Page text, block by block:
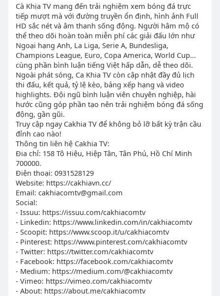
Cà Khịa TV mang đến trải nghiệm xem bóng đá trực
tiếp mượt mà với đường truyền ổn định, hình ảnh Full
HD sắc nét và âm thanh sống động. Người hâm mộ có
thể theo dõi hoàn toàn miễn phí các giải đấu lớn như
Ngoại hạng Anh, La Liga, Serie A, Bundesliga,
Champions League, Euro, Copa America, World Cup...
cùng phần bình luận tiếng Việt hấp dẫn, dễ theo dõi.
Ngoài phát sóng, Ca Khia TV còn cập nhật đầy đủ lịch
thi đấu, kết quả, tỷ lệ kèo, bảng xếp hạng và video
highlights. Đội ngũ bình luận viên chuyên nghiệp, hài
hước cũng góp phần tạo nên trải nghiệm bóng đá sống
động, gần gũi.
Truy cập ngay Cakhia TV để không bỏ lỡ bất kỳ trận cầu
đỉnh cao nào!
Thông tin liên hệ Cakhia TV:
Đia chỉ: 158 Tô Hiệu, Hiệp Tân, Tân Phú, Hồ Chí Minh
700000.
Điện thoại: 0931528129
Website: https://cakhiavn.cc/
Email: cakhiacomtv@gmail.com
Social:
- Issuu: https://issuu.com/cakhiacomtv
- Linkedin: https://www.linkedin.com/in/cakhiacomtv
- Scoopit: https://www.scoop.it/u/cakhiacomtv
- Pinterest: https://www.pinterest.com/cakhiacomtv
- Twitter: https://twitter.com/cakhiacomtv
- Facebook: https://facebook.com/cakhiacomtv
- Medium: https://medium.com/@cakhiacomtv
- Vimeo: https://vimeo.com/cakhiacomtv
- About: https://about.me/cakhiacomtv